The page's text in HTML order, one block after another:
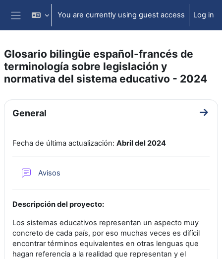
Skip to main content
Side panel
You are currently using guest access Log in
Glosario bilingüe español-francés de
terminología sobre legislación y
normativa del sistema educativo - 2024
Section outline
General Go
Fecha de última actualización: Abril del 2024
Avisos
Descripción del proyecto:
Los sistemas educativos representan un aspecto muy
concreto de cada país, por eso muchas veces es difícil
encontrar términos equivalentes en otras lenguas que
hagan referencia a la realidad que representan y el